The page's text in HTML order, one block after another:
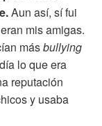
Aun así, sí fui
mis amigas.
másbullying
lo que era
reputación
y usaba